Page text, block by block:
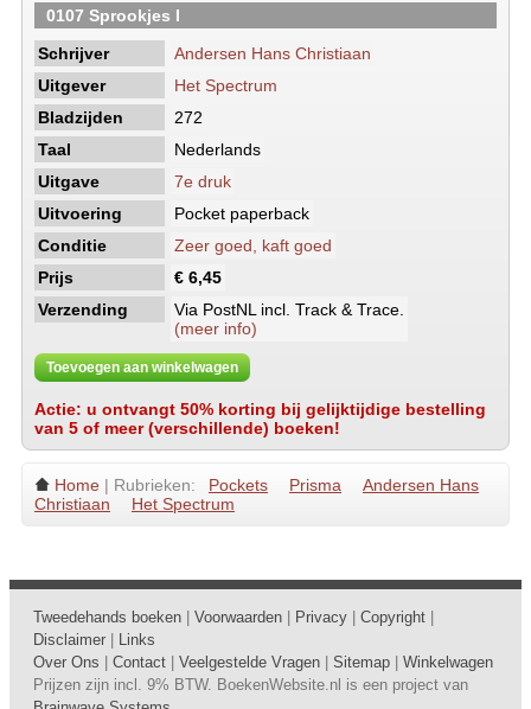
0107 Sprookjes I
Schrijver
Andersen Hans Christiaan
Uitgever
Het Spectrum
Bladzijden
272
Taal
Nederlands
Uitgave
7e druk
Uitvoering
Pocket paperback
Conditie
Zeer goed, kaft goed
Prijs
€ 6,45
Verzending
Via PostNL incl. Track & Trace.
(meer info)
Toevoegen aan winkelwagen
Actie: u ontvangt 50% korting bij gelijktijdige bestelling
van 5 of meer (verschillende) boeken!
Home | Rubrieken: Pockets Prisma
Andersen Hans
Christiaan
Het Spectrum
Tweedehands boeken Voorwaarden Privacy Copyright
Disclaimer
Links
Over Ons
Contact Veelgestelde Vragen Sitemap
Winkelwagen
Prijzen zijn incl. 9% BTW. BoekenWebsite.nl is een project van